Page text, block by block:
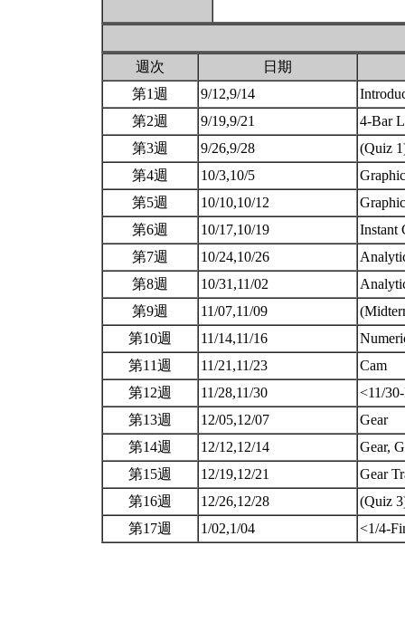
週次
日期
第1週
9/12,9/14
第2週
9/19,9/21
4-Bar
第3週
9/26,9/28
(Quiz
第4週
10/3,10/5
第5週
10/10,10/12
第6週
10/17,10/19
Instant
第7週
10/24,10/26
第8週
10/31,11/02
第9週
11/07,11/09
第10週
11/14,11/16
第11週
11/21,11/23
Cam
第12週
11/28,11/30
<11/
第13週
12/05,12/07
Gear
第14週
12/12,12/14
Gear,
第15週
12/19,12/21
Gear
第16週
12/26,12/28
(Quiz
第17週
1/02,1/04 <1/4-